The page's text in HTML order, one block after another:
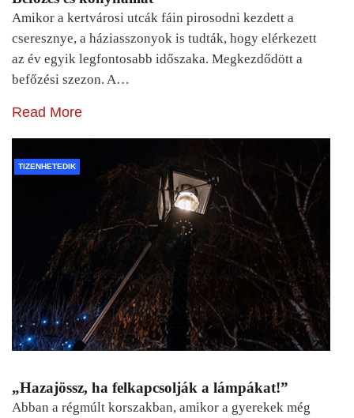
Amikor a kertvárosi utcák fáin pirosodni kezdett a
cseresznye, a háziasszonyok is tudták, hogy elérkezett
az év egyik legfontosabb időszaka. Megkezdődött a
befőzési szezon. A…
Read More
TIZENHETEDIK
„Hazajössz, ha felkapcsolják a lámpákat!”
Abban a régmúlt korszakban, amikor a gyerekek még